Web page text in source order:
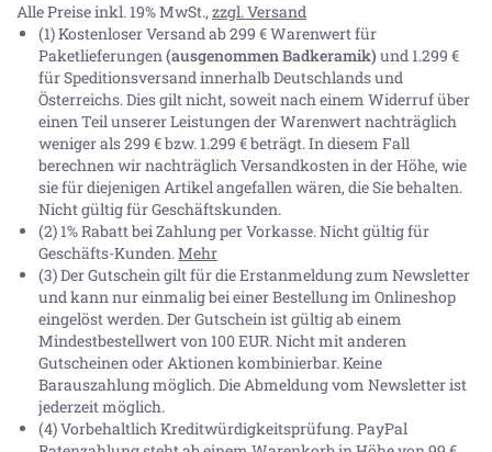
Alle Preise inkl. 19% MwSt., zzgl. Versand
(1) Kostenloser Versand ab 299 € Warenwert für
Paketlieferungen(ausgenommen Badkeramik) und 1.299 €
für Speditionsversand innerhalb Deutschlands und
Österreichs. Dies gilt nicht, soweit nach einem Widerruf über
einen Teil unserer Leistungen der Warenwert nachträglich
weniger als 299 € bzw. 1.299 € beträgt. In diesem Fall
berechnen wir nachträglich Versandkosten in der Höhe, wie
sie für diejenigen Artikel angefallen wären, die Sie behalten.
Nicht gültig für Geschäftskunden.
(2) 1% Rabatt bei Zahlung per Vorkasse. Nicht gültig für
Geschäfts-Kunden.Mehr
(3) Der Gutschein gilt für die Erstanmeldung zum Newsletter
und kann nur einmalig bei einer Bestellung im Onlineshop
eingelöst werden. Der Gutschein ist gültig ab einem
Mindestbestellwert von 100 EUR. Nicht mit anderen
Gutscheinen oder Aktionen kombinierbar. Keine
Barauszahlung möglich. Die Abmeldung vom Newsletter ist
jederzeit möglich.
(4) Vorbehaltlich Kreditwürdigkeitsprüfung. PayPal